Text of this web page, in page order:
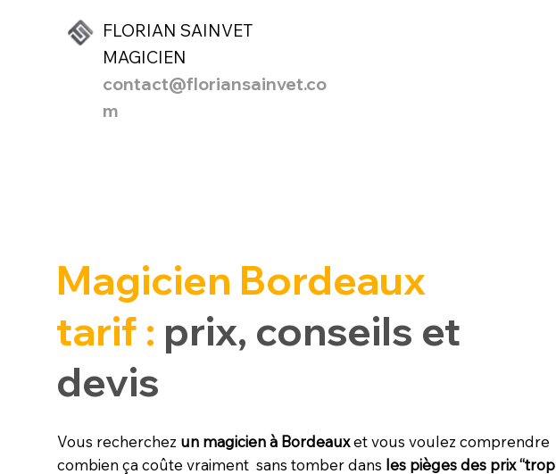
FLORIAN SAINVET
MAGICIEN
contact@floriansainvet.co
m
Magicien Bordeaux
tarif : prix, conseils et
devis
Vous recherchez un magicien à Bordeauxet vous voulez comprendre
combien ça coûte vraiment sans tomber dans les pièges des prix “trop